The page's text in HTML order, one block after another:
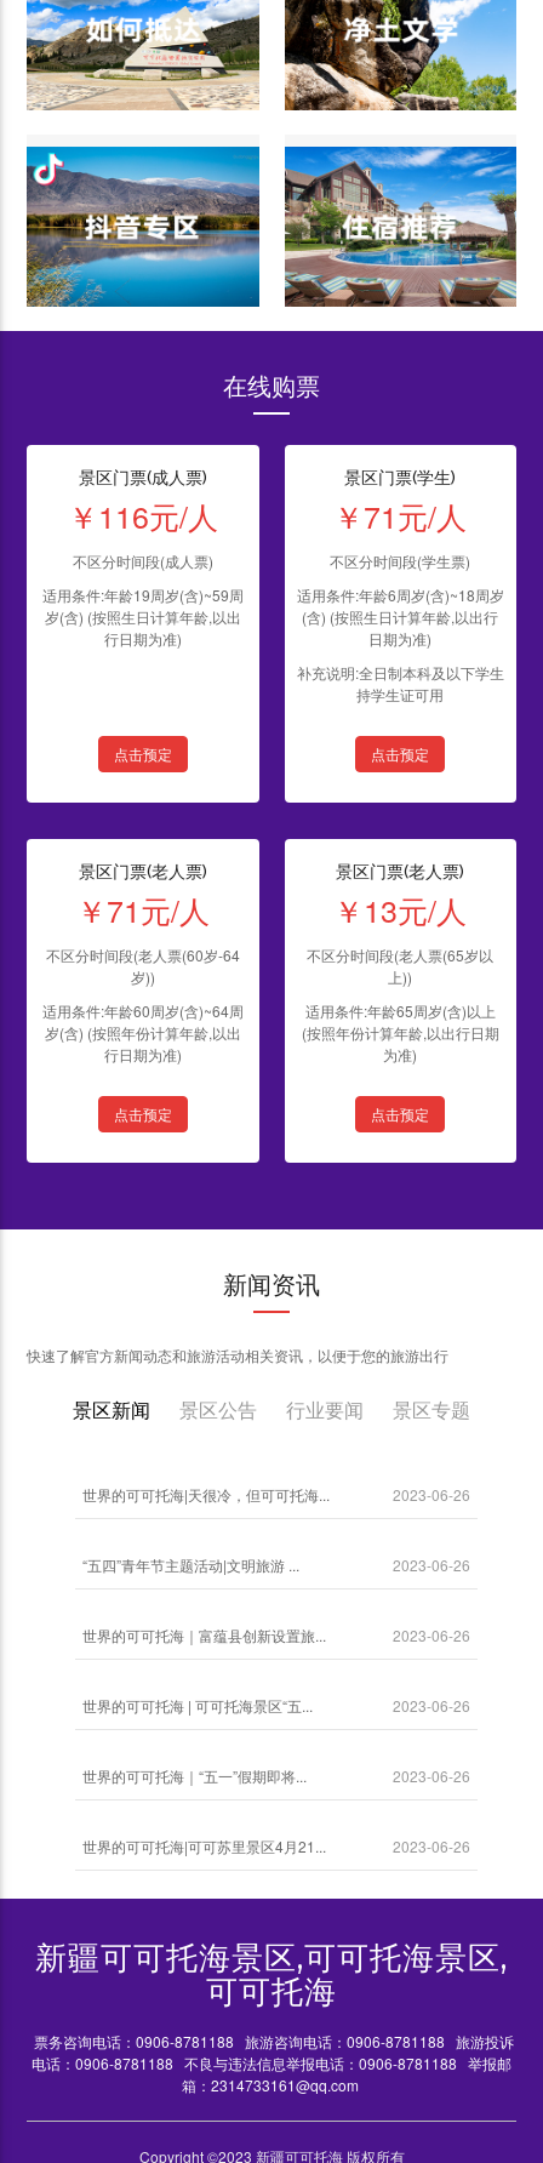
在线购票
景区门票(成人票)
￥116元/人
不区分时间段(成人票)
适用条件:年龄19周岁(含)~59周
岁(含) (按照生日计算年龄,以出
行日期为准)
点击预定
景区门票(学生)
￥71元/人
不区分时间段(学生票)
适用条件:年龄6周岁(含)~18周岁
(含) (按照生日计算年龄,以出行
日期为准)
补充说明:全日制本科及以下学生
持学生证可用
点击预定
景区门票(老人票)
￥71元/人
不区分时间段(老人票(60岁-64
岁))
适用条件:年龄60周岁(含)~64周
岁(含) (按照年份计算年龄,以出
行日期为准)
点击预定
景区门票(老人票)
￥13元/人
不区分时间段(老人票(65岁以
上))
适用条件:年龄65周岁(含)以上
(按照年份计算年龄,以出行日期
为准)
点击预定
新闻资讯
快速了解官方新闻动态和旅游活动相关资讯，以便于您的旅游出行
景区新闻 景区公告 行业要闻 景区专题
2023-06-26
世界的可可托海|天很冷，但可可托海...
2023-06-26
“五四”青年节主题活动|文明旅游 ...
2023-06-26
世界的可可托海｜富蕴县创新设置旅...
2023-06-26
世界的可可托海 | 可可托海景区“五...
2023-06-26
世界的可可托海｜“五一”假期即将...
2023-06-26
世界的可可托海|可可苏里景区4月21...
新疆可可托海景区,可可托海景区,
可可托海
票务咨询电话：0906-8781188 旅游咨询电话：0906-8781188 旅游投诉
电话：0906-8781188 不良与违法信息举报电话：0906-8781188 举报邮
箱：2314733161@qq.com
Copyright ©2023 新疆可可托海 版权所有